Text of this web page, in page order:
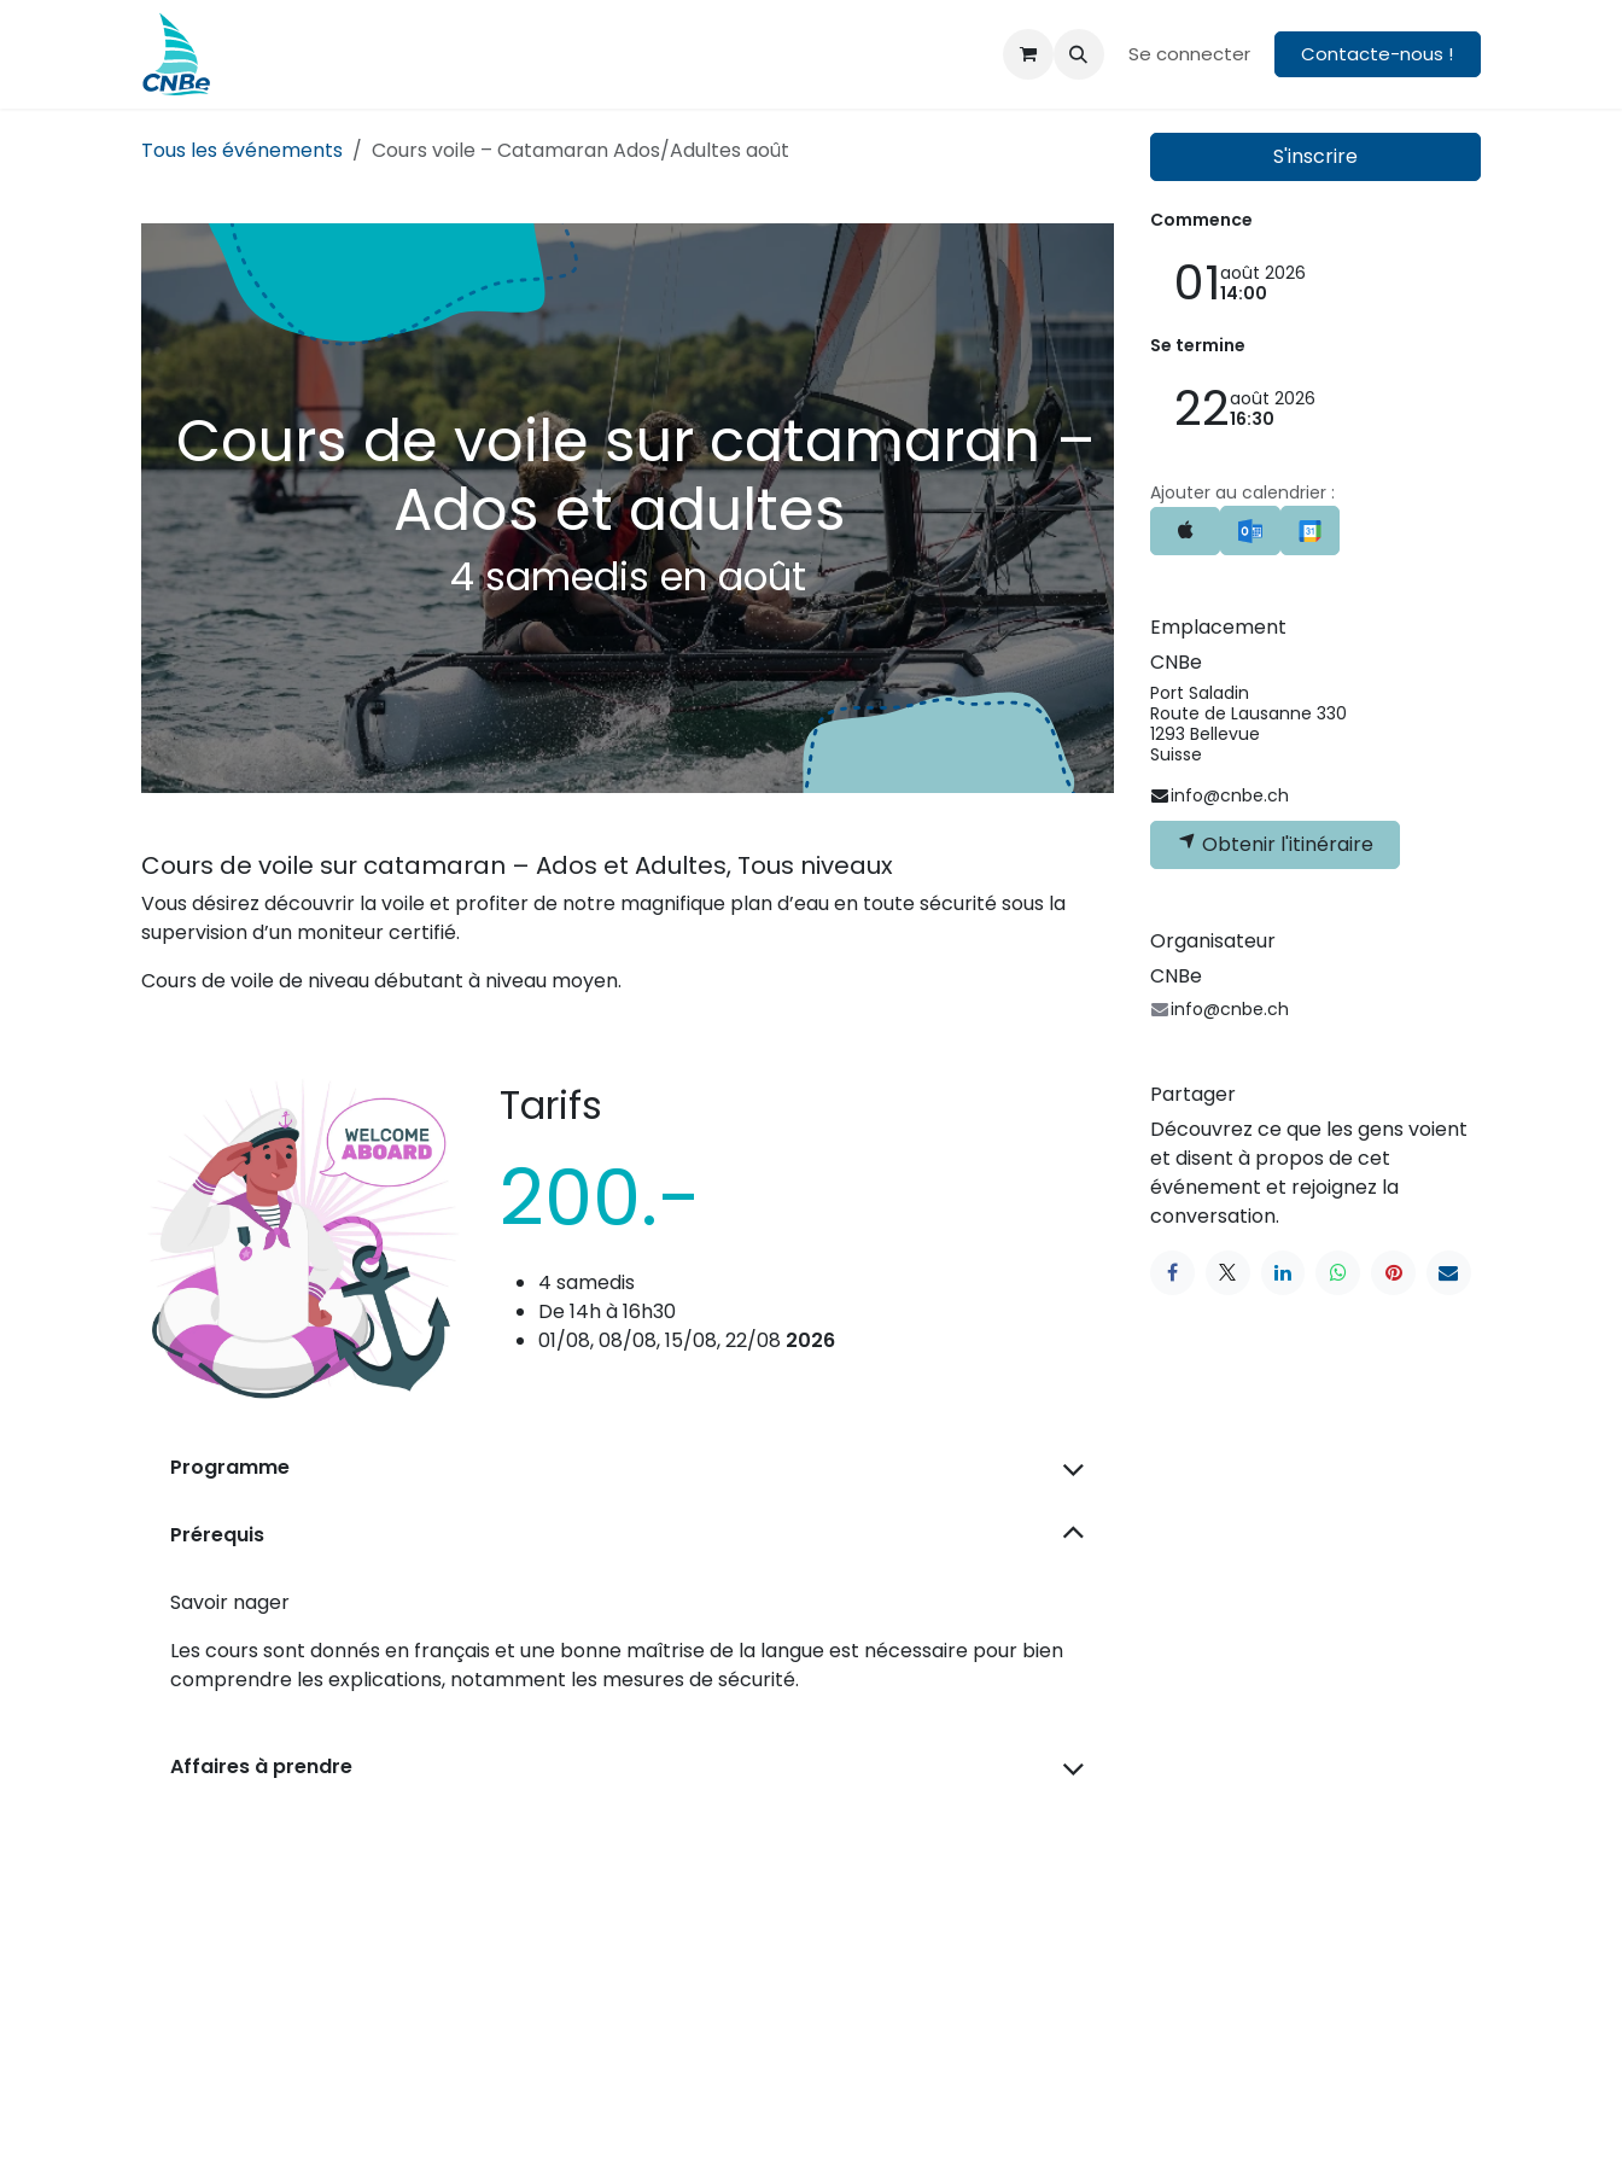
Se rendre au contenu
Courses d'écoles nautiques À propos
Se connecter Contacte-nous !
Tous les événements Cours voile – Catamaran Ados/Adultes août
Cours de voile sur catamaran –
Ados et adultes
4 samedis en août
Cours de voile sur catamaran – Ados et Adultes, Tous niveaux
Vous désirez découvrir la voile et profiter de notre magnifique plan d’eau en toute sécurité sous la
supervision d’un moniteur certifié.
Cours de voile de niveau débutant à niveau moyen.
Tarifs
200.-
4 samedis
De 14h à 16h30
01/08, 08/08, 15/08, 22/08 2026
Programme
Prérequis
Savoir nager
Les cours sont donnés en français et une bonne maîtrise de la langue est nécessaire pour bien
comprendre les explications, notamment les mesures de sécurité.
Affaires à prendre
S'inscrire
Commence
01août 2026
14:00
Se termine
22août 2026
16:30
Ajouter au calendrier :
Emplacement
CNBe
Port Saladin
Route de Lausanne 330
1293 Bellevue
Suisse
info@cnbe.ch
Obtenir l'itinéraire
Organisateur
CNBe
info@cnbe.ch
Partager
Découvrez ce que les gens voient
et disent à propos de cet
événement et rejoignez la
conversation.